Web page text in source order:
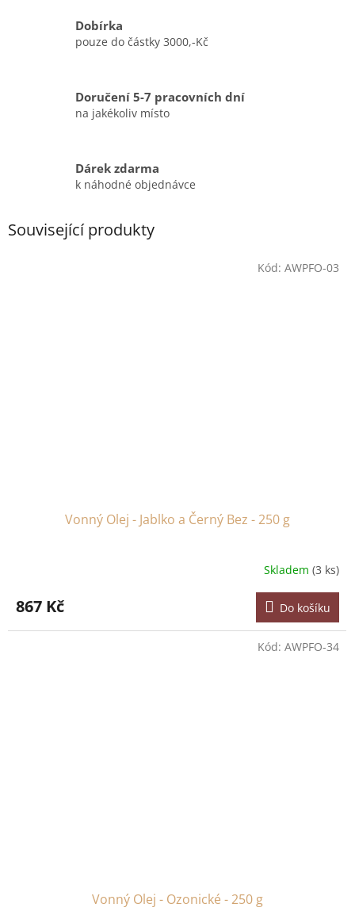
Dobírka
pouze do částky 3000,-Kč
Doručení 5-7 pracovních dní
na jakékoliv místo
Dárek zdarma
k náhodné objednávce
Související produkty
Vonný Olej - Jablko a Černý Bez - 250 g
Skladem (3 ks)
867 Kč Do košíku
Kód: AWPFO-03
Vonný Olej - Ozonické - 250 g
Kód: AWPFO-34